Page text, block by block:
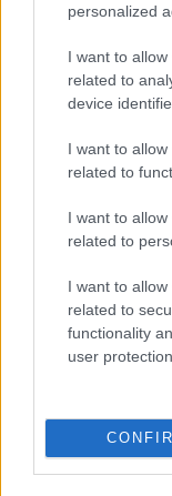
personalized
I want to
related to
device
I want to
related to
I want to
related to
I want to
related to
functionality
user protection.
Στην
ΕΞΟΙΚΟΝΟΜΩ